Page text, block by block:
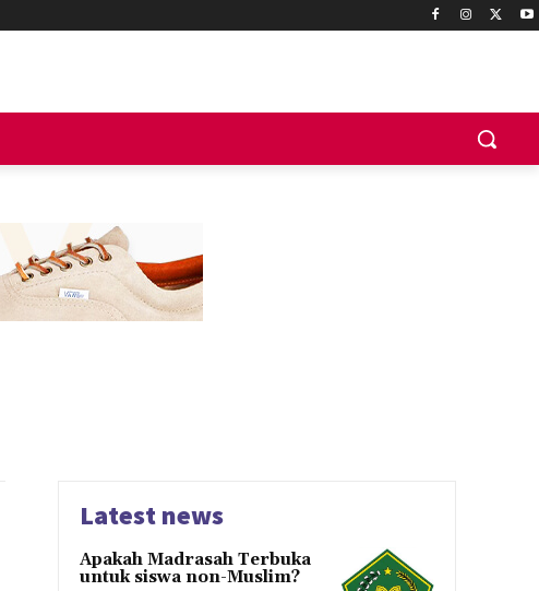
Latest news
Apakah Madrasah Terbuka
untuk siswa non-Muslim?